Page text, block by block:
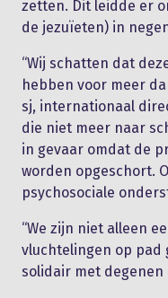
zetten. Dit leidde er
de jezuïeten) in
“Wij schatten dat
hebben voor meer
sj, internationaal
die niet meer naar
in gevaar omdat de
worden opgeschort.
psychosociale
“We zijn niet alleen
vluchtelingen op pad
solidair met degenen